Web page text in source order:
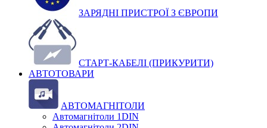
ЗАРЯДНІ ПРИСТРОЇ З ЄВРОПИ
СТАРТ-КАБЕЛІ (ПРИКУРИТИ)
АВТОТОВАРИ
АВТОМАГНІТОЛИ
Автомагнітоли 1DIN